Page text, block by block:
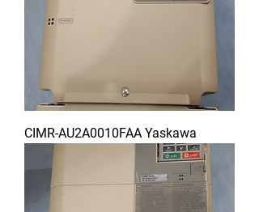
CIMR-AU2A0010FAA Yaskawa